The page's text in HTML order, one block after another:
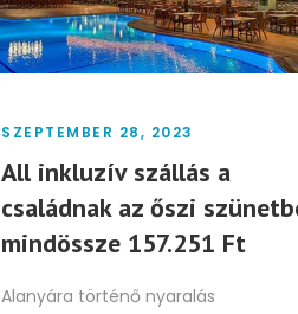
SZEPTEMBER 28, 2023
All inkluzív szállás a
családnak az őszi
mindössze 157.251 Ft
Alanyára történő nyaralás